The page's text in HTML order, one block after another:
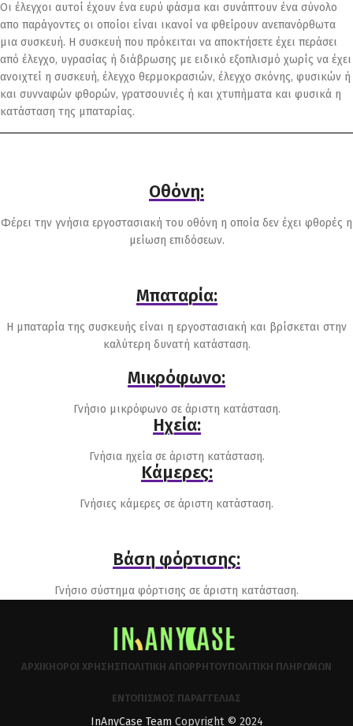
Οι έλεγχοι αυτοί έχουν ένα ευρύ φάσμα και συνάπτουν ένα σύνολο
απο παράγοντες οι οποίοι είναι ικανοί να φθείρουν ανεπανόρθωτα
μια συσκευή. Η συσκευή που πρόκειται να αποκτήσετε έχει περάσει
από έλεγχο, υγρασίας ή διάβρωσης με ειδικό εξοπλισμό χωρίς να έχει
ανοιχτεί η συσκευή, έλεγχο θερμοκρασιών, έλεγχο σκόνης, φυσικών ή
και συνναφών φθορών, γρατσουνιές ή και χτυπήματα και φυσικά η
κατάσταση της μπαταρίας.
Οθόνη:
Φέρει την γνήσια εργοστασιακή του οθόνη η οποία δεν έχει φθορές η
μείωση επιδόσεων.
Μπαταρία:
Η μπαταρία της συσκευής είναι η εργοστασιακή και βρίσκεται στην
καλύτερη δυνατή κατάσταση.
Μικρόφωνο:
Γνήσιο μικρόφωνο σε άριστη κατάσταση.
Ηχεία:
Γνήσια ηχεία σε άριστη κατάσταση.
Κάμερες:
Γνήσιες κάμερες σε άριστη κατάσταση.
Βάση φόρτισης:
Γνήσιο σύστημα φόρτισης σε άριστη κατάσταση.
ΑΡΧΙΚΉΌΡΟΙ ΧΡΉΣΗΣΠΟΛΙΤΙΚΉ ΑΠΟΡΡΉΤΟΥΠΟΛΙΤΙΚΉ ΠΛΗΡΩΜΏΝ
ΕΝΤΟΠΙΣΜΌΣ ΠΑΡΑΓΓΕΛΊΑΣ
InAnyCase Team Copyright © 2024